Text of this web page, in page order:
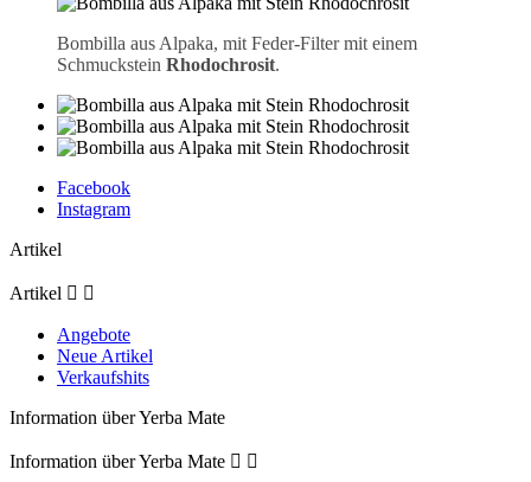
Bombilla aus Alpaka, mit Feder-Filter mit einem
Schmuckstein Rhodochrosit.
Facebook
Instagram
Artikel
Artikel  
Angebote
Neue Artikel
Verkaufshits
Information über Yerba Mate
Information über Yerba Mate  